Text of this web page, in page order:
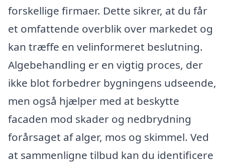
forskellige firmaer. Dette sikrer, at du får
et omfattende overblik over markedet og
kan træffe en velinformeret beslutning.
Algebehandling er en vigtig proces, der
ikke blot forbedrer bygningens udseende,
men også hjælper med at beskytte
facaden mod skader og nedbrydning
forårsaget af alger, mos og skimmel. Ved
at sammenligne tilbud kan du identificere